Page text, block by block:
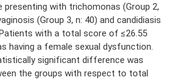
with trichomonas (Group 2,
(Group 3, n: 40) and candidiasis
with a total score of ≤26.55
having a female sexual dysfunction.
significant difference was
the groups with respect to total